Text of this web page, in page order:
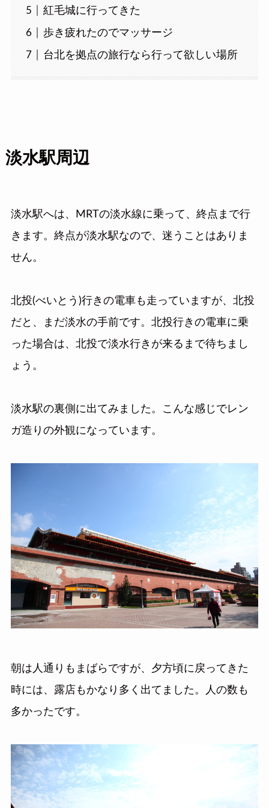
紅毛城に行ってきた
歩き疲れたのでマッサージ
台北を拠点の旅行なら行って欲しい場所
淡水駅周辺
淡水駅へは、MRTの淡水線に乗って、終点まで行
きます。終点が淡水駅なので、迷うことはありま
せん。
北投(べいとう)行きの電車も走っていますが、北投
だと、まだ淡水の手前です。北投行きの電車に乗
った場合は、北投で淡水行きが来るまで待ちまし
ょう。
淡水駅の裏側に出てみました。こんな感じでレン
ガ造りの外観になっています。
朝は人通りもまばらですが、夕方頃に戻ってきた
時には、露店もかなり多く出てました。人の数も
多かったです。